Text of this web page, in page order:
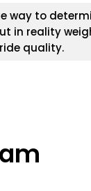
way to
in reality
quality.